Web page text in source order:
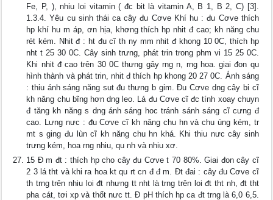
Fe, P, ), nhiu loi vitamin ( đc bit là vitamin A, B 1, B 2, C) [3].
1.3.4. Yêu cu sinh thái ca cây đu Cơve Khí hu : đu Cơve thích
hp khí hu m áp, ơn hịa, khơng thích hp nhit đ cao; kh năng chu
rét kém. Nhit đ : ht đu cĩ th ny mm nhit đ khong 10 0C, thích hp
nht t 25 30 0C. Cây sinh trưng, phát trin trong phm vi 15 25 0C.
Khi nhit đ cao trên 30 0C thưng gây rng n, rng hoa. giai đon qu
hình thành và phát trin, nhit đ thích hp khong 20 27 0C. Ánh sáng
: thiu ánh sáng năng sut đu thưng b gim. Đu Cơve dng cây bi cĩ
kh năng chu bĩng hơn dng leo. Lá đu Cơve cĩ đc tính xoay chuyn
đ tăng kh năng s dng ánh sáng hoc tránh sánh sáng cĩ cưng đ
cao. Lưng nưc : đu Cơve cĩ kh năng chu hn và chu úng kém, tr
mt s ging đu lùn cĩ kh năng chu hn khá. Khi thiu nưc cây sinh
trưng kém, hoa rng nhiu, qu nh và nhiu xơ.
15 Đ m đt : thích hp cho cây đu Cơve t 70 80%. Giai đon cây cĩ
2 3 lá tht và khi ra hoa kt qu rt cn đ đ m. Đt đai : cây đu Cơve cĩ
th trng trên nhiu loi đt nhưng tt nht là trng trên loi đt tht nh, đt tht
pha cát, tơi xp và thốt nưc tt. Đ pH thích hp ca đt trng là 6,0 6,5.